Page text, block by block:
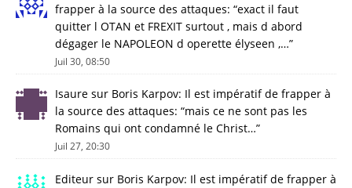
frapper à la source des attaques: “exact il faut
quitter l OTAN et FREXIT surtout , mais d abord
dégager le NAPOLEON d operette élyseen ,…”
Juil 30, 08:50
Isaure sur Boris Karpov: Il est impératif de frapper à
la source des attaques: “mais ce ne sont pas les
Romains qui ont condamné le Christ…”
Juil 27, 20:30
Editeur sur Boris Karpov: Il est impératif de frapper à